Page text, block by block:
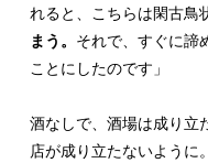
れると、こちらは閑古鳥
まう。 それで、すぐに諦
ことにしたのです」
酒なしで、酒場は成り立
店が成り立たないように。